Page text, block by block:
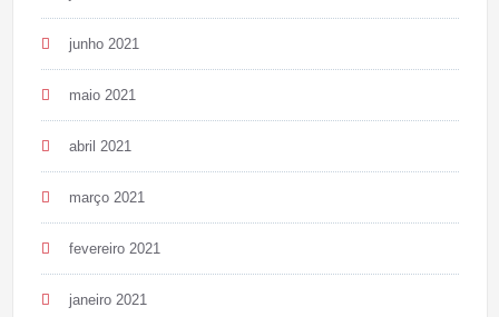
junho 2021
maio 2021
abril 2021
março 2021
fevereiro 2021
janeiro 2021